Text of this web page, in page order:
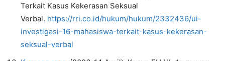
Terkait Kasus Kekerasan Seksual
Verbal. https://rri.co.id/hukum/hukum/2332436/ui-
investigasi-16-mahasiswa-terkait-kasus-kekerasan-
seksual-verbal